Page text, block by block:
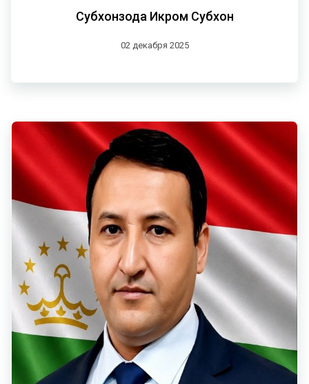
Субхонзода Икром Субхон
02 декабря 2025